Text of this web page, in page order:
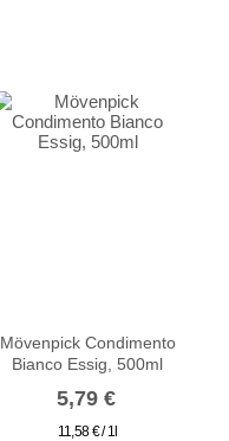
Mövenpick Condimento
Bianco Essig, 500ml
5,79 €
11,58 € / 1l